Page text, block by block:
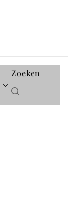
Zoeken